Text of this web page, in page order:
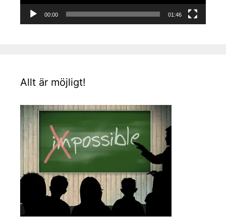
00:00 01:46
Allt är möjligt!